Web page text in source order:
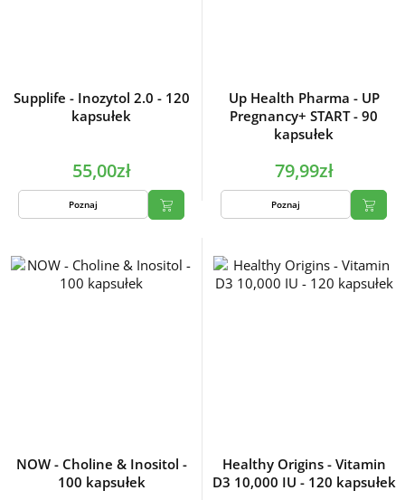
Supplife - Inozytol 2.0 - 120
kapsułek
55,00zł
Poznaj
Up Health Pharma - UP
Pregnancy+ START - 90
kapsułek
79,99zł
Poznaj
NOW - Choline & Inositol -
100 kapsułek
Healthy Origins - Vitamin
D3 10,000 IU - 120 kapsułek